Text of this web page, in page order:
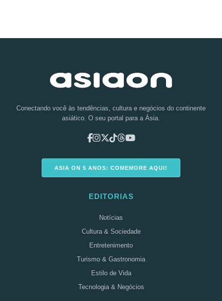
Conectando você às tendências, cultura e negócios do continente
asiático. O seu portal para a Ásia.
ASIA ON 5 ANOS: COMEMORE AQUI!
EDITORIAS
Notícias
Cultura & Sociedade
Entretenimento
Turismo & Gastronomia
Estilo de Vida
Tecnologia & Negócios